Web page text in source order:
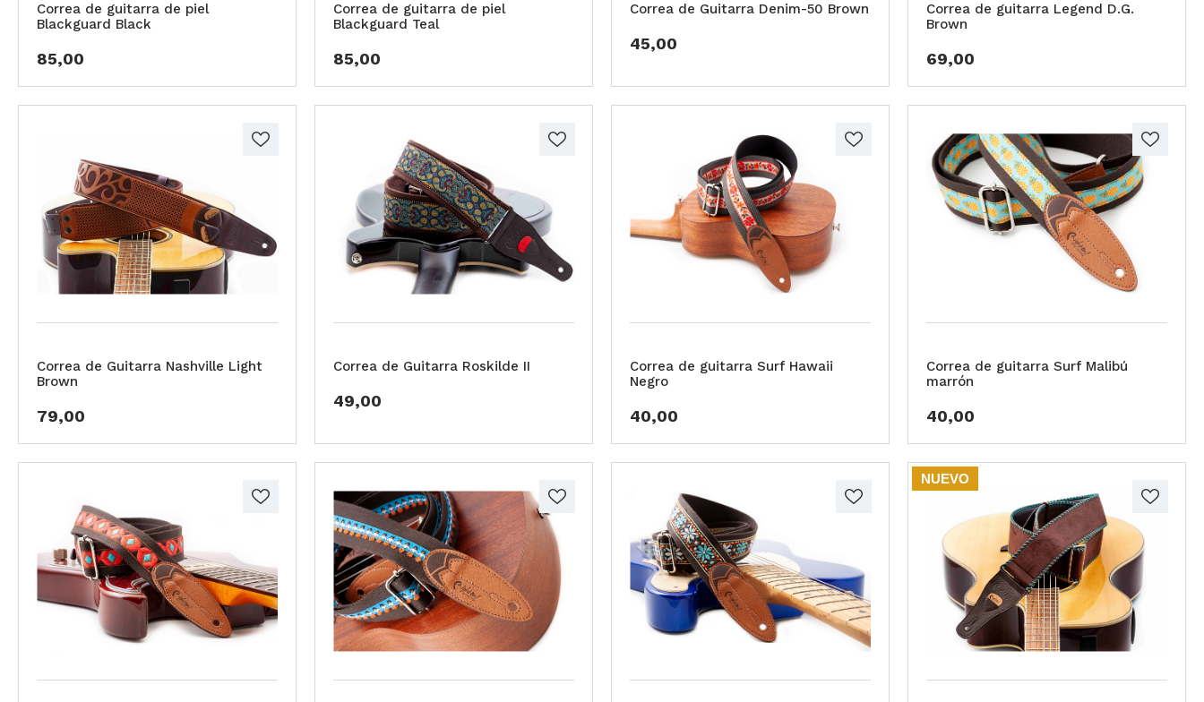
Correa de guitarra de piel
Blackguard Black
85,00
Correa de guitarra de piel
Blackguard Teal
85,00
Correa de Guitarra Denim-50 Brown
45,00
Correa de guitarra Legend D.G.
Brown
69,00
Correa de Guitarra Nashville Light
Brown
79,00
Correa de Guitarra Roskilde II
49,00
Correa de guitarra Surf Hawaii
Negro
40,00
Correa de guitarra Surf Malibú
marrón
40,00
NUEVO